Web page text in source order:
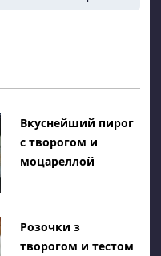
Вкуснейший пирог
с творогом и
моцареллой
Розочки з
творогом и тестом